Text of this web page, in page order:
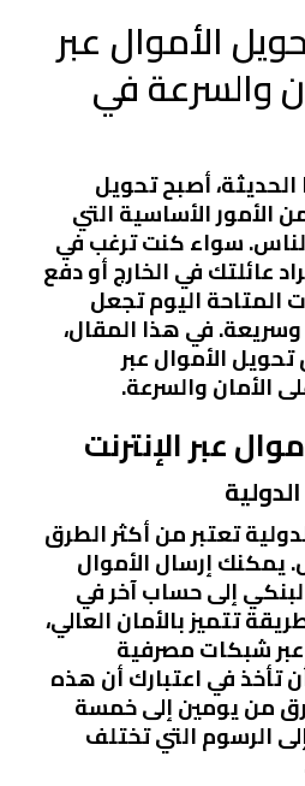
الأموال عبر
والسرعة في
أصبح تحويل
الأمور الأساسية التي
سواء كنت ترغب في
عائلتك في الخارج أو دفع
المتاحة اليوم تجعل
في هذا المقال،
الأموال عبر
الأمان والسرعة.
عبر الإنترنت
تعتبر من أكثر الطرق
يمكنك إرسال الأموال
إلى حساب آخر في
تتميز بالأمان العالي،
شبكات مصرفية
تأخذ في اعتبارك أن هذه
من يومين إلى خمسة
الرسوم التي تختلف